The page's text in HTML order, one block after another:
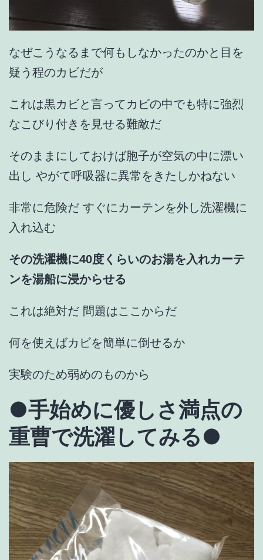
なぜこうなるまで何もしなかったのかと目を
疑う程のカビだが
これは黒カビと言ってカビの中でも特に強烈
なこびり付きを見せる難敵だ
そのままにしておけば胞子が空気の中に漂い
出し やがて呼吸器に異常をきたしかねない
非常に危険だ すぐにカーテンを外し洗濯機に
入れ込む
その洗濯機に40度くらいのお湯を入れカーテ
ンを湯船に浸からせる
これは絶対だ 問題はここからだ
何を使えばカビを簡単に倒せるか
実験のため弱めのものから
●手始めに優しさ満点の
重曹で洗濯してみる●